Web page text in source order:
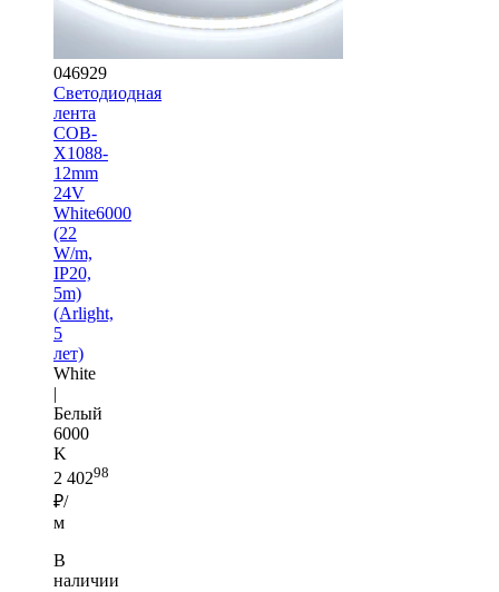
046929
Светодиодная
лента
COB-
X1088-
12mm
24V
White6000
(22
W/m,
IP20,
5m)
(Arlight,
5
лет)
White
|
Белый
6000
K
2 40298
₽/
м
В
наличии